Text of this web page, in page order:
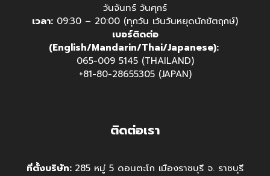
วันจันทร์ วันศุกร์
เวลา: 09:30 – 20:00 (ทุกวัน เว้นวันหยุดนักขัตฤกษ์)
เบอร์ติดต่อ
(English/Mandarin/Thai/Japanese):
065-009 5145 (THAILAND)
+81-80-28655305 (JAPAN)
ติดต่อเรา
ที่ตั้งบริษัท: 285 หมู่ 5 ดอนตะโก เมืองราชบุรี จ. ราชบุรี